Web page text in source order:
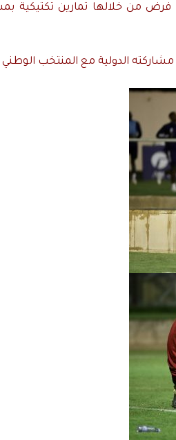
فرض من خلالها تمارين تكتيكية
مشاركته الدولية مع المنتخب الوطني